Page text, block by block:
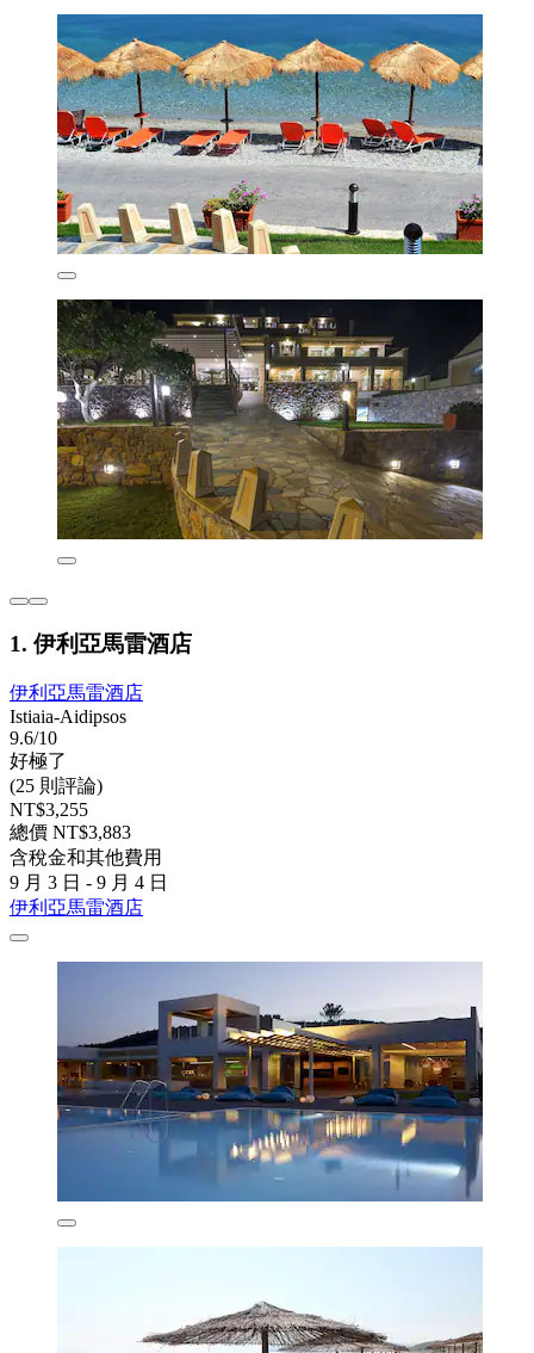
1. 伊利亞馬雷酒店
伊利亞馬雷酒店
Istiaia-Aidipsos
9.6/10
好極了
(25 則評論)
NT$3,255
總價 NT$3,883
含稅金和其他費用
9 月 3 日 - 9 月 4 日
伊利亞馬雷酒店